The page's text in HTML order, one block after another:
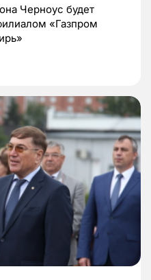
Черноус будет
«Газпром